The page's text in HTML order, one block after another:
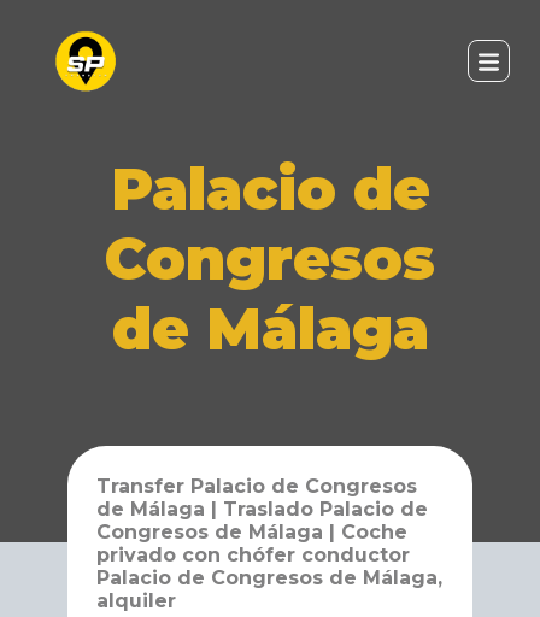
Palacio de
Congresos
de Málaga
Transfer Palacio de Congresos
de Málaga | Traslado Palacio de
Congresos de Málaga | Coche
privado con chófer conductor
Palacio de Congresos de Málaga,
alquiler